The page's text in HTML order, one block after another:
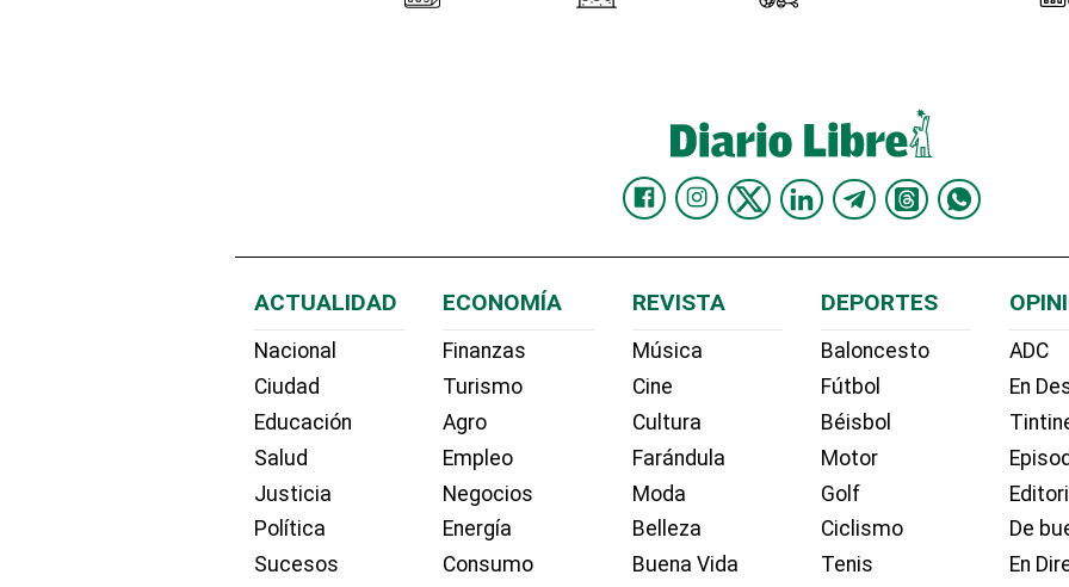
ACTUALIDAD
Nacional
Ciudad
Educación
Salud
Justicia
Política
Sucesos
ECONOMÍA
Finanzas
Turismo
Agro
Empleo
Negocios
Energía
Consumo
REVISTA
Música
Cine
Cultura
Farándula
Moda
Belleza
Buena Vida
DEPORTES
Baloncesto
Fútbol
Béisbol
Motor
Golf
Ciclismo
Tenis
ADC
En
De
En